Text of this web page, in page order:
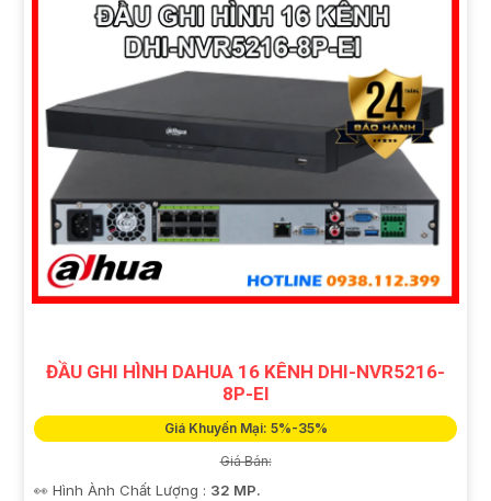
ĐẦU GHI HÌNH DAHUA 16 KÊNH DHI-NVR5216-
8P-EI
Giá Khuyến Mại: 5%-35%
Giá Bán:
👀 Hình Ành Chất Lượng : 32 MP.